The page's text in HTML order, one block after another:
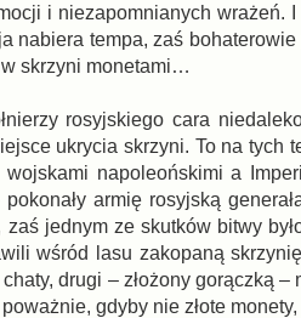
i niezapomnianych
nabiera tempa, zaś
skrzyni monetami…
rosyjskiego cara
ukrycia skrzyni. To na tych
napoleońskimi a
armię rosyjską
jednym ze skutków bitwy
wśród lasu zakopaną
drugi – złożony gorączką
gdyby nie złote